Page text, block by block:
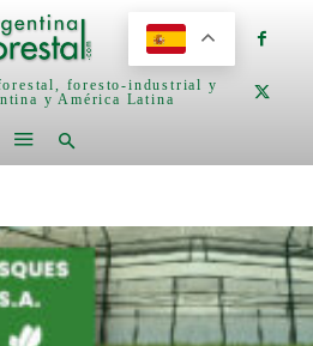
foresto-industrial y
y América Latina